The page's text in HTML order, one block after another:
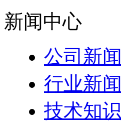
新闻中心
公司新闻
行业新闻
技术知识